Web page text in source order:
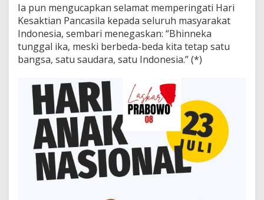
Ia pun mengucapkan selamat memperingati Hari
Kesaktian Pancasila kepada seluruh masyarakat
Indonesia, sembari menegaskan: “Bhinneka
tunggal ika, meski berbeda-beda kita tetap satu
bangsa, satu saudara, satu Indonesia.” (*)